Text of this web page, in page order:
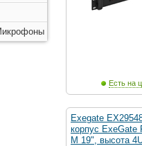
Есть на
Exegate
корпус ExeGate
M 19", высота